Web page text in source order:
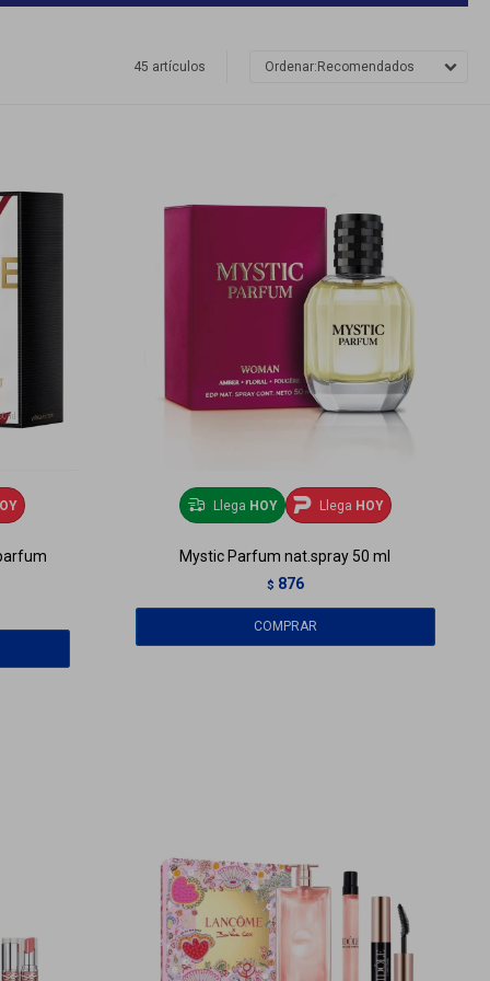
45 artículos Recomendados
Llega HOY Llega HOY
Mystic Parfum nat.spray 50 ml
$ 876